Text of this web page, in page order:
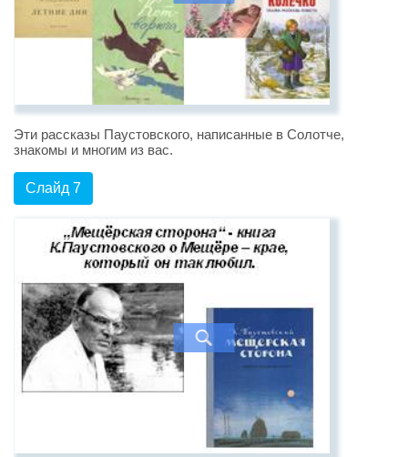
Эти рассказы Паустовского, написанные в Солотче,
знакомы и многим из вас.
Слайд 7